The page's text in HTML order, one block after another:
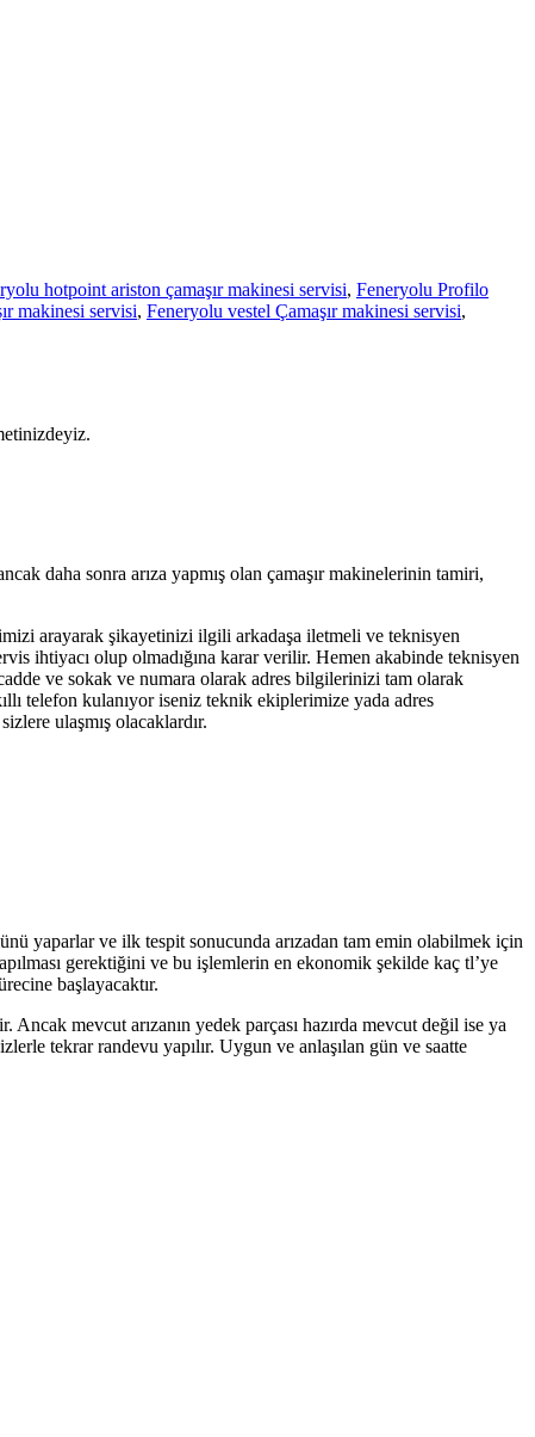
hotpoint ariston çamaşır makinesi servisi, Feneryolu Profilo
makinesi servisi, Feneryolu vestel Çamaşır makinesi servisi,
daha sonra arıza yapmış olan çamaşır makinelerinin tamiri,
arayarak şikayetinizi ilgili arkadaşa iletmeli ve teknisyen
ihtiyacı olup olmadığına karar verilir. Hemen akabinde teknisyen
ve sokak ve numara olarak adres bilgilerinizi tam olarak
telefon kulanıyor iseniz teknik ekiplerimize yada adres
ulaşmış olacaklardır.
yaparlar ve ilk tespit sonucunda arızadan tam emin olabilmek için
gerektiğini ve bu işlemlerin en ekonomik şekilde kaç tl’ye
başlayacaktır.
mevcut arızanın yedek parçası hazırda mevcut değil ise ya
tekrar randevu yapılır. Uygun ve anlaşılan gün ve saatte